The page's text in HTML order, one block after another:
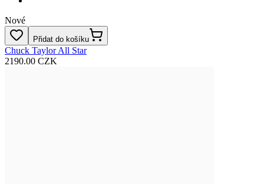
Nové
Přidat do košíku
Chuck Taylor All Star
2190.00 CZK